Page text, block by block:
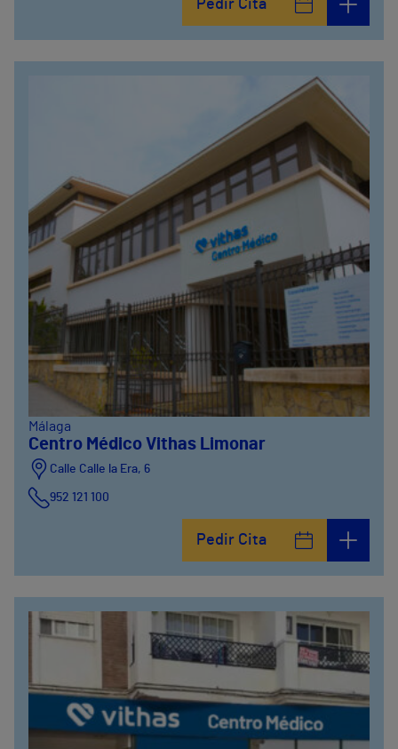
Pedir Cita
Málaga
Centro Médico Vithas Limonar
Calle Calle la Era, 6
952 121 100
Pedir Cita